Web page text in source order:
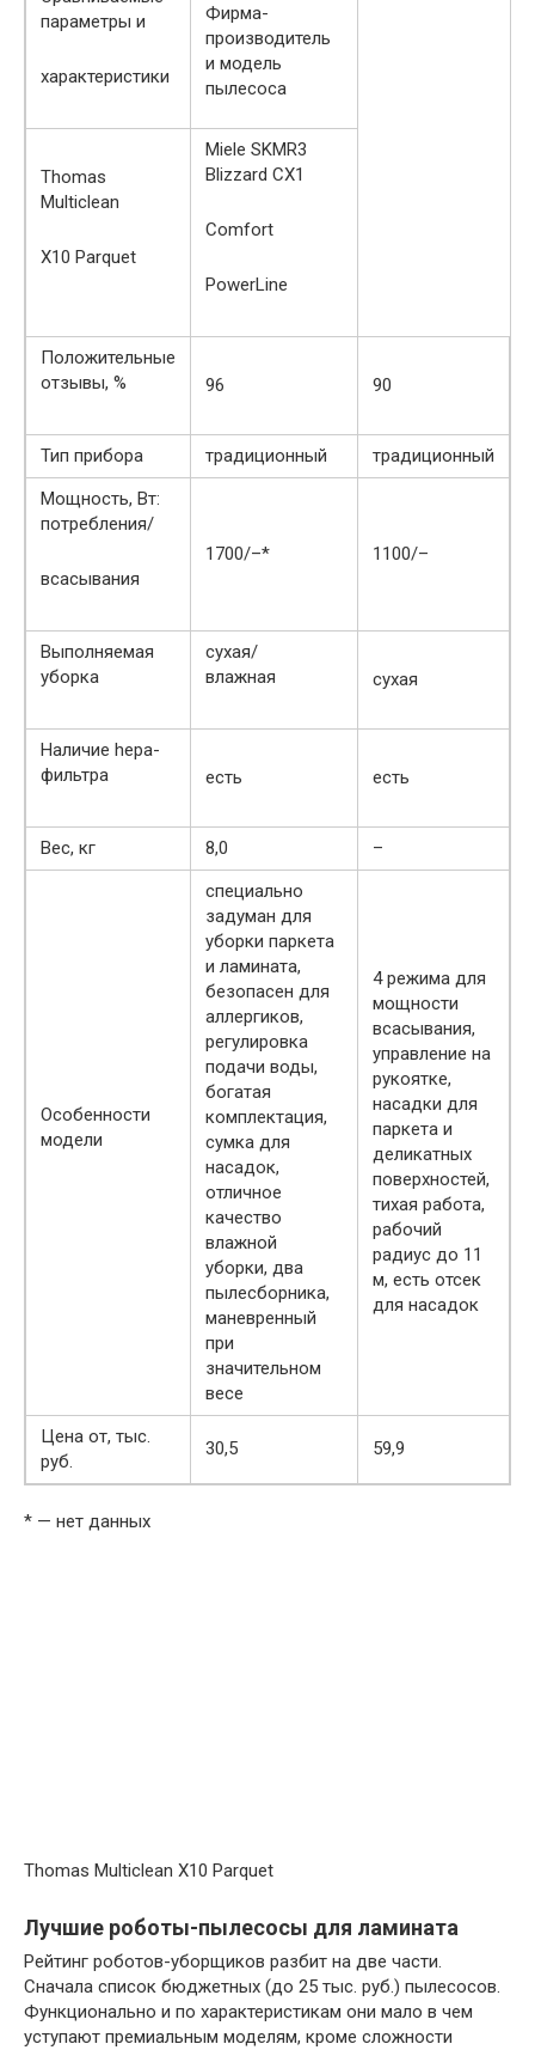
параметры и
характеристики
Фирма-
производитель
и модель
пылесоса
Thomas
Multiclean
X10 Parquet
Miele SKMR3
Blizzard CX1
Comfort
PowerLine
Положительные
отзывы, %
96 90
Тип прибора традиционный
традиционный
Мощность, Вт:
потребления/
всасывания
1700/–* 1100/–
Выполняемая
уборка
сухая/
влажная
сухая
Наличие heра-
фильтра
есть есть
Вес, кг 8,0 –
Особенности
модели
специально
задуман для
уборки паркета
и ламината,
безопасен для
аллергиков,
регулировка
подачи воды,
богатая
комплектация,
сумка для
насадок,
отличное
качество
влажной
уборки, два
пылесборника,
маневренный
при
значительном
весе
4 режима для
мощности
всасывания,
управление на
рукоятке,
насадки для
паркета и
деликатных
поверхностей,
тихая работа,
рабочий
радиус до 11
м, есть отсек
для насадок
Цена от, тыс.
руб.
30,5 59,9
* — нет данных
Thomas Multiclean X10 Parquet
Лучшие роботы-пылесосы для ламината
Рейтинг роботов-уборщиков разбит на две части.
Сначала список бюджетных (до 25 тыс. руб.) пылесосов.
Функционально и по характеристикам они мало в чем
уступают премиальным моделям, кроме сложности